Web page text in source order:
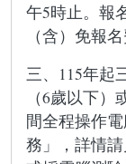
午5時止。報
（含）免報
三、115年起
（6歲以下
間全程操作
務」，詳情